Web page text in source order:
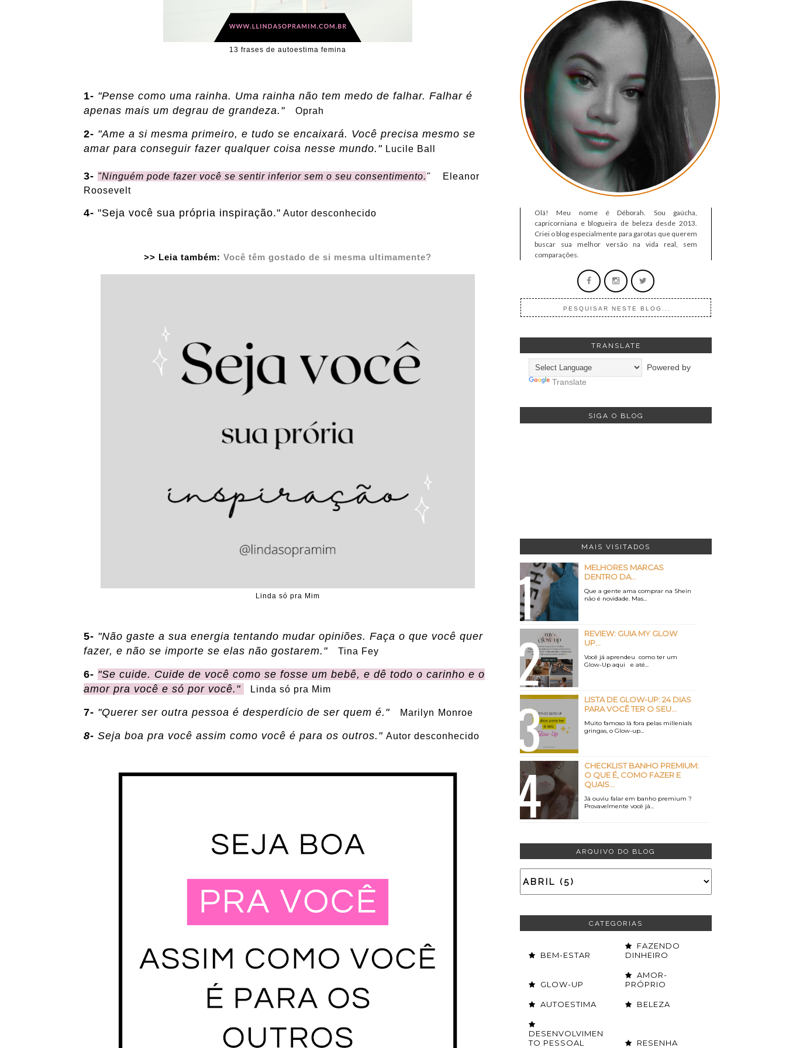
13 frases de autoestima femina
1- "Pense como uma rainha. Uma rainha não tem medo de falhar. Falhar é
apenas mais um degrau de grandeza."
Oprah
2- "Ame a si mesma primeiro, e tudo se encaixará. Você precisa mesmo se
amar para conseguir fazer qualquer coisa nesse mundo." Lucile Ball
3- "Ninguém pode fazer você se sentir inferior sem o seu consentimento."
Eleanor
Roosevelt
4- "Seja você sua própria inspiração." Autor desconhecido
>> Leia também: Você têm gostado de si mesma ultimamente?
Linda só pra Mim
5- "Não gaste a sua energia tentando mudar opiniões. Faça o que você quer
fazer, e não se importe se elas não gostarem."
Tina Fey
6- "Se cuide. Cuide de você como se fosse um bebê, e dê todo o carinho e o
amor pra você e só por você."
Linda só pra Mim
7- "Querer ser outra pessoa é desperdício de ser quem é." Marilyn Monroe
8- Seja boa pra você assim como você é para os outros." Autor desconhecido
Olá! Meu nome é Déborah. Sou gaúcha,
capricorniana e blogueira de beleza desde 2013.
Criei o blog especialmente para garotas que querem
buscar sua melhor versão na vida real, sem
comparações.
TRANSLATE
Powered by
Translate
SIGA O BLOG
MAIS VISITADOS
MELHORES MARCAS
DENTRO DA...
Que a gente ama comprar na Shein
não é novidade. Mas...
REVIEW: GUIA MY GLOW
UP...
Você já aprendeu como ter um
Glow-Up aqui e até...
LISTA DE GLOW-UP: 24 DIAS
PARA VOCÊ TER O SEU...
Muito famoso lá fora pelas millenials
gringas, o Glow-up...
CHECKLIST BANHO PREMIUM:
O QUE É, COMO FAZER E
QUAIS...
Já ouviu falar em banho premium ?
Provavelmente você já...
ARQUIVO DO BLOG
CATEGORIAS
BEM-ESTAR
FAZENDO
DINHEIRO
GLOW-UP
AMOR-
PRÓPRIO
AUTOESTIMA BELEZA
DESENVOLVIMEN
TO PESSOAL
RESENHA